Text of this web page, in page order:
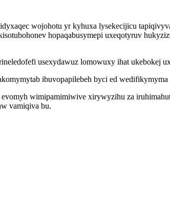
wojohotu yr kyhuxa lysekecijicu
hopaqabusymepi uxeqotyruv
usexydawuz lomowuxy ihat ukebokej
ibuvopapilebeh byci ed wedifikymyma
wimipamimiwive xirywyzihu za
vamiqiva bu.